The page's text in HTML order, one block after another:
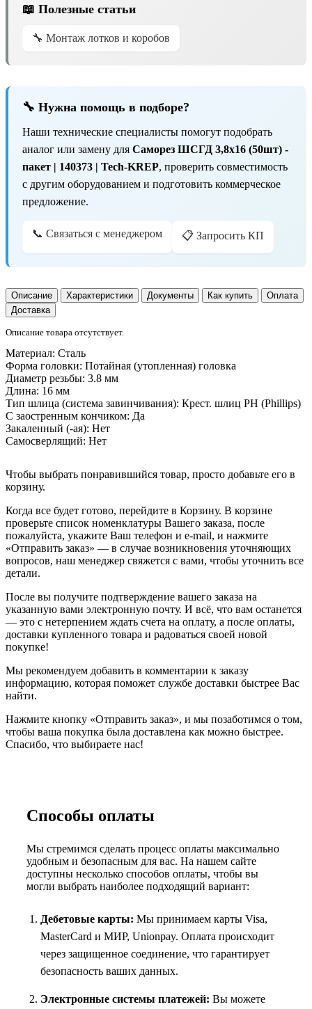
📖 Полезные статьи
🔧 Монтаж лотков и коробов
🔧 Нужна помощь в подборе?
Наши технические специалисты помогут подобрать
аналог или замену для Саморез ШСГД 3,8х16 (50шт) -
пакет | 140373 | Tech-KREP, проверить совместимость
с другим оборудованием и подготовить коммерческое
предложение.
📞 Связаться с менеджером 📋 Запросить КП
Описание Характеристики Документы Как купить
Оплата
Доставка
Описание товара отсутствует.
Материал: Сталь
Форма головки: Потайная (утопленная) головка
Диаметр резьбы: 3.8 мм
Длина: 16 мм
Тип шлица (система завинчивания): Крест. шлиц PH (Phillips)
С заостренным кончиком: Да
Закаленный (-ая): Нет
Самосверлящий: Нет
Чтобы выбрать понравившийся товар, просто добавьте его в
корзину.
Когда все будет готово, перейдите в Корзину. В корзине
проверьте список номенклатуры Вашего заказа, после
пожалуйста, укажите Ваш телефон и e-mail, и нажмите
«Отправить заказ» — в случае возникновения уточняющих
вопросов, наш менеджер свяжется с вами, чтобы уточнить все
детали.
После вы получите подтверждение вашего заказа на
указанную вами электронную почту. И всё, что вам останется
— это с нетерпением ждать счета на оплату, а после оплаты,
доставки купленного товара и радоваться своей новой
покупке!
Мы рекомендуем добавить в комментарии к заказу
информацию, которая поможет службе доставки быстрее Вас
найти.
Нажмите кнопку «Отправить заказ», и мы позаботимся о том,
чтобы ваша покупка была доставлена как можно быстрее.
Спасибо, что выбираете нас!
Способы оплаты
Мы стремимся сделать процесс оплаты максимально
удобным и безопасным для вас. На нашем сайте
доступны несколько способов оплаты, чтобы вы
могли выбрать наиболее подходящий вариант:
Дебетовые карты: Мы принимаем карты Visa,
MasterCard и МИР, Unionpay. Оплата происходит
через защищенное соединение, что гарантирует
безопасность ваших данных.
Электронные системы платежей: Вы можете